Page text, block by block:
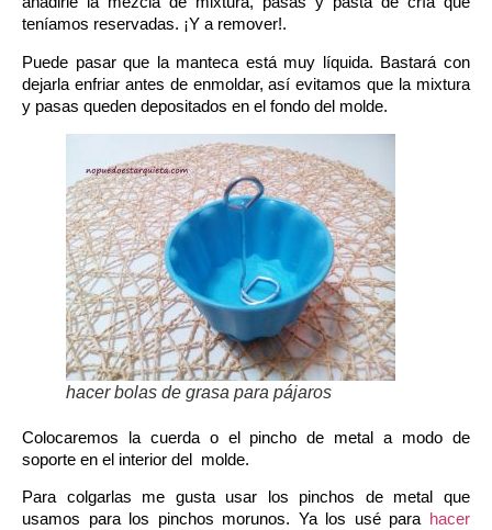
teníamos reservadas. ¡Y a remover!.
Puede pasar que la manteca está muy líquida. Bastará con
dejarla enfriar antes de enmoldar, así evitamos que la mixtura
y pasas queden depositados en el fondo del molde.
hacer bolas de grasa para pájaros
Colocaremos la cuerda o el pincho de metal a modo de
soporte en el interior del molde.
Para colgarlas me gusta usar los pinchos de metal que
usamos para los pinchos morunos. Ya los usé para hacer